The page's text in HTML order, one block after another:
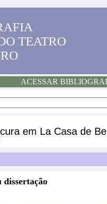
TEATRO
ACESSAR
em La Casa de
dissertação